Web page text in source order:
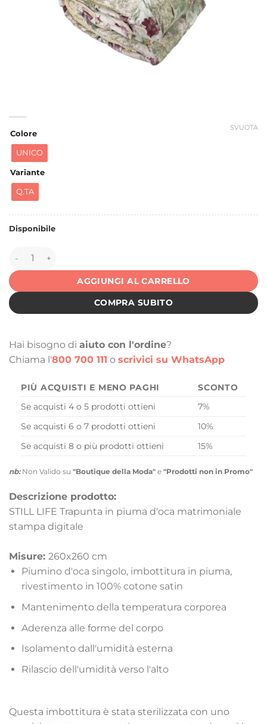
Colore
UNICO
Variante
Q.TA
SVUOTA
Disponibile
149995 quantità
AGGIUNGI AL CARRELLO
COMPRA SUBITO
Hai bisogno di aiuto con l'ordine?
Chiama l'800 700 111 o scrivici su WhatsApp
PIÙ ACQUISTI E MENO PAGHI
SCONTO
Se acquisti 4 o 5 prodotti ottieni
7%
Se acquisti 6 o 7 prodotti ottieni
10%
Se acquisti 8 o più prodotti ottieni
15%
nb:Non Valido su "Boutique della Moda" e "Prodotti non in Promo"
Descrizione prodotto:
STILL LIFE Trapunta in piuma d'oca matrimoniale
stampa digitale
Misure: 260x260 cm
Piumino d'oca singolo, imbottitura in piuma,
rivestimento in 100% cotone satin
Mantenimento della temperatura corporea
Aderenza alle forme del corpo
Isolamento dall'umidità esterna
Rilascio dell'umidità verso l'alto
Questa imbottitura è stata sterilizzata con uno